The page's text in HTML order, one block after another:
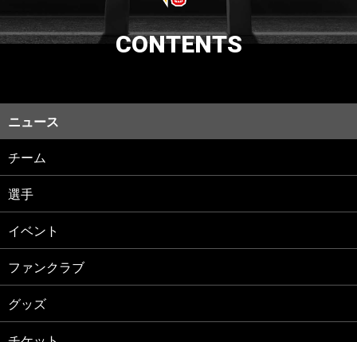
CONTENTS
ニュース
チーム
選手
イベント
ファンクラブ
グッズ